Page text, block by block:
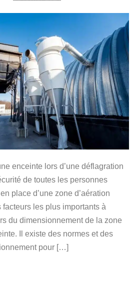
enceinte lors d’une déflagration
de toutes les personnes
place d’une zone d’aération
facteurs les plus importants à
du dimensionnement de la zone
Il existe des normes et des
pour […]